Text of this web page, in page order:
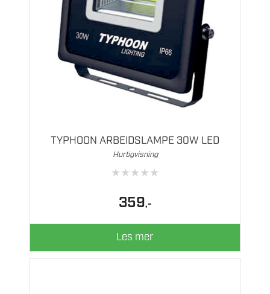
TYPHOON ARBEIDSLAMPE 30W LED
Hurtigvisning
★★★★★
359,-
Les mer